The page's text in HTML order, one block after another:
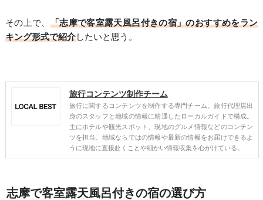
その上で、 「志摩で客室露天風呂付きの宿」のおすすめをラン
キング形式で紹介したいと思う。
旅行コンテンツ制作チーム
旅行に関するコンテンツを制作する専門チーム。旅行代理店出
身のスタッフと地域の情報に精通したローカルガイドで構成。
主にホテルや観光スポット、現地のグルメ情報などのコンテン
ツを担当。地域ならではの情報や最新の情報をお届けできるよ
うに現地に直接赴くことや細かい情報収集を心がけている。
志摩で客室露天風呂付きの宿の選び方